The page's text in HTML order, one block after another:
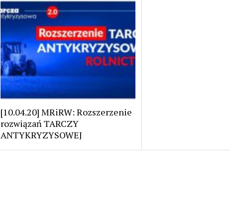
[10.04.20] MRiRW: Rozszerzenie
rozwiązań TARCZY
ANTYKRYZYSOWEJ